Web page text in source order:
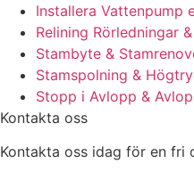
Installera Vattenpump
Relining Rörledningar
Stambyte &
Stamspolning &
Stopp i Avlopp &
Kontakta oss
Kontakta oss idag för en fri